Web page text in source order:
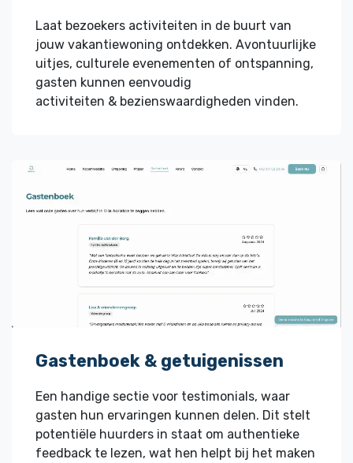
Laat bezoekers activiteiten in de buurt van
jouw vakantiewoning ontdekken. Avontuurlijke
uitjes, culturele evenementen of ontspanning,
gasten kunnen eenvoudig
activiteiten & bezienswaardigheden vinden.
Gastenboek & getuigenissen
Een handige sectie voor testimonials, waar
gasten hun ervaringen kunnen delen. Dit stelt
potentiële huurders in staat om authentieke
feedback te lezen, wat hen helpt bij het maken